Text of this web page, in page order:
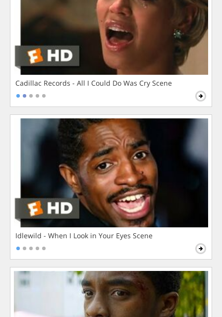
Cadillac Records - All I Could Do Was Cry Scene
Idlewild - When I Look in Your Eyes Scene